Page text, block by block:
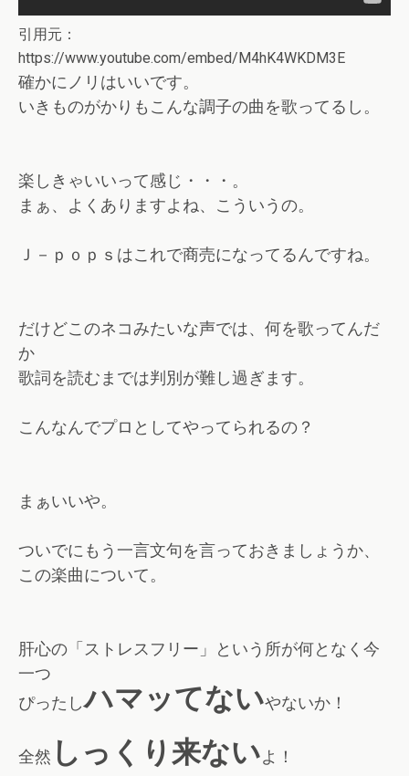
引用元：
https://www.youtube.com/embed/M4hK4WKDM3E
確かにノリはいいです。
いきものがかりもこんな調子の曲を歌ってるし。
楽しきゃいいって感じ・・・。
まぁ、よくありますよね、こういうの。
Ｊ－ｐｏｐｓはこれで商売になってるんですね。
だけどこのネコみたいな声では、何を歌ってんだ
か
歌詞を読むまでは判別が難し過ぎます。
こんなんでプロとしてやってられるの？
まぁいいや。
ついでにもう一言文句を言っておきましょうか、
この楽曲について。
肝心の「ストレスフリー」という所が何となく今
一つ
ぴったしハマッてないやないか！
全然 しっくり来ないよ！